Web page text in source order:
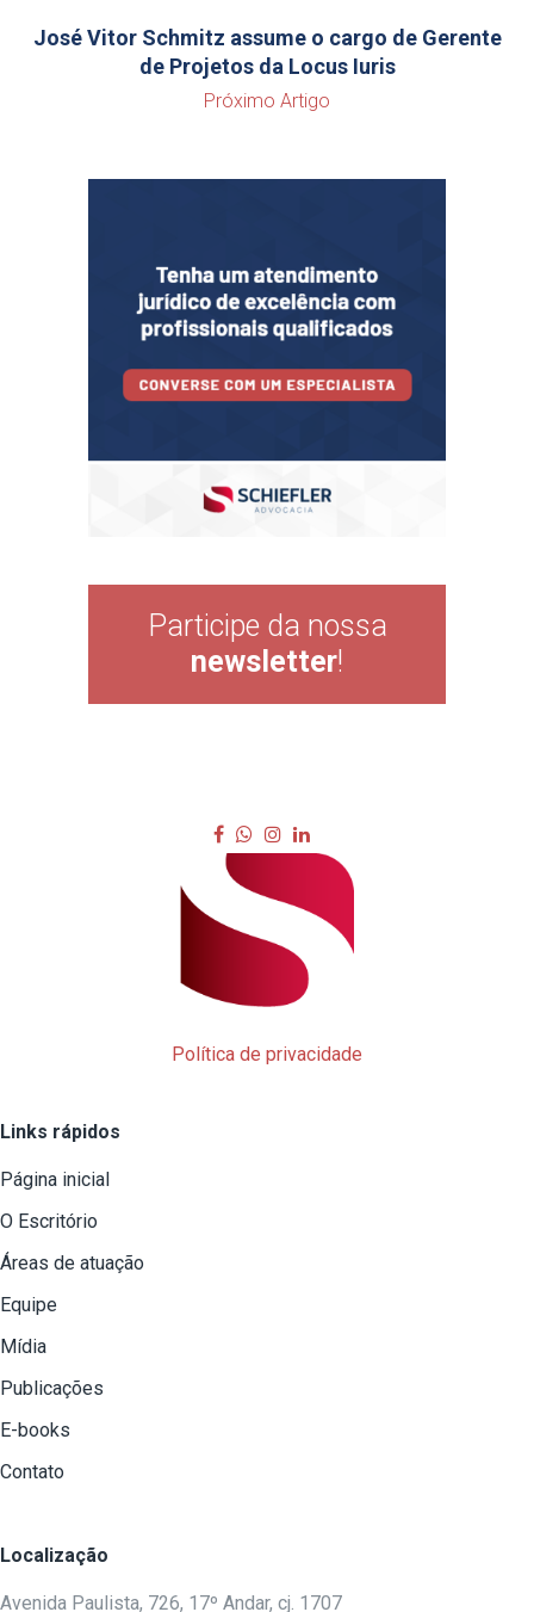
José Vitor Schmitz assume o cargo de Gerente
de Projetos da Locus Iuris
Próximo Artigo
Participe da nossa
newsletter!
Política de privacidade
Links rápidos
Página inicial
O Escritório
Áreas de atuação
Equipe
Mídia
Publicações
E-books
Contato
Localização
Avenida Paulista, 726, 17º Andar, cj. 1707